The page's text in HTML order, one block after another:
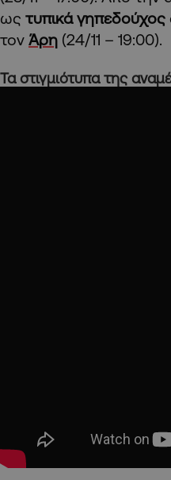
ως τυπικά γηπεδούχος
τον Άρη (24/11 – 19:00).
Τα στιγμιότυπα της